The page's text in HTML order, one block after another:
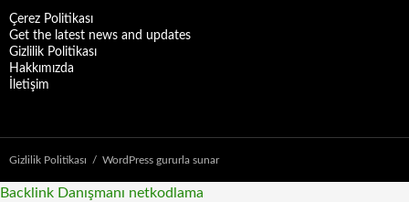
Çerez Politikası
Get the latest news and updates
Gizlilik Politikası
Hakkımızda
İletişim
Gizlilik Politikası WordPress gururla sunar
Backlink Danışmanı netkodlama